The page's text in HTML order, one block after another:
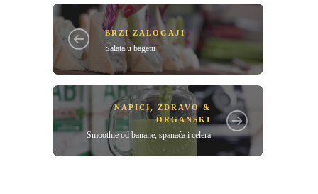
BRZI ZALOGAJI
Salata u bagetu
NAPICI, ZDRAVO &
ORGANSKI
Smoothie od banane, spanaća i celera